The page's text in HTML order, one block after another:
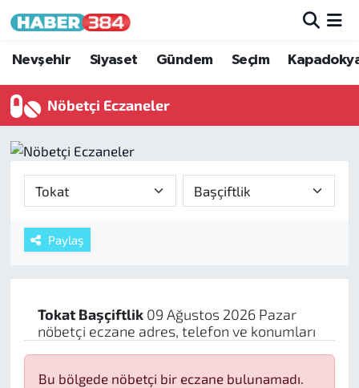
Nevşehir Siyaset Gündem Seçim
Nöbetçi Eczaneler
Paylaş
Tokat Başçiftlik09 Ağustos 2026 Pazar
nöbetçi eczane adres, telefon ve konumları
Bu bölgede nöbetçi bir eczane bulunamadı.
Nöbetçi Eczaneler
Hava Durumu
Trafik Durumu
Süper Lig Puan Durumu ve Fikstür
Tüm Manşetler
Haber Arşivi